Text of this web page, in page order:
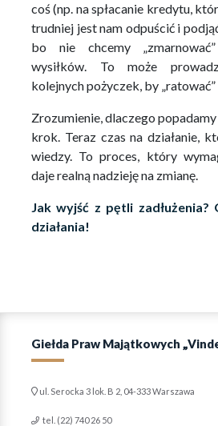
coś (np. na spłacanie kredytu,
trudniej jest nam odpuścić i
bo nie chcemy
wysiłków. To może
kolejnych pożyczek, by
Zrozumienie, dlaczego
krok. Teraz czas na działanie,
wiedzy. To proces, który
daje realną nadzieję na zmianę.
Jak wyjść z pętli
działania!
Giełda Praw Majątkowych
ul. Serocka 3 lok. B 2, 04-333 Warszawa
tel. (22) 740 26 50